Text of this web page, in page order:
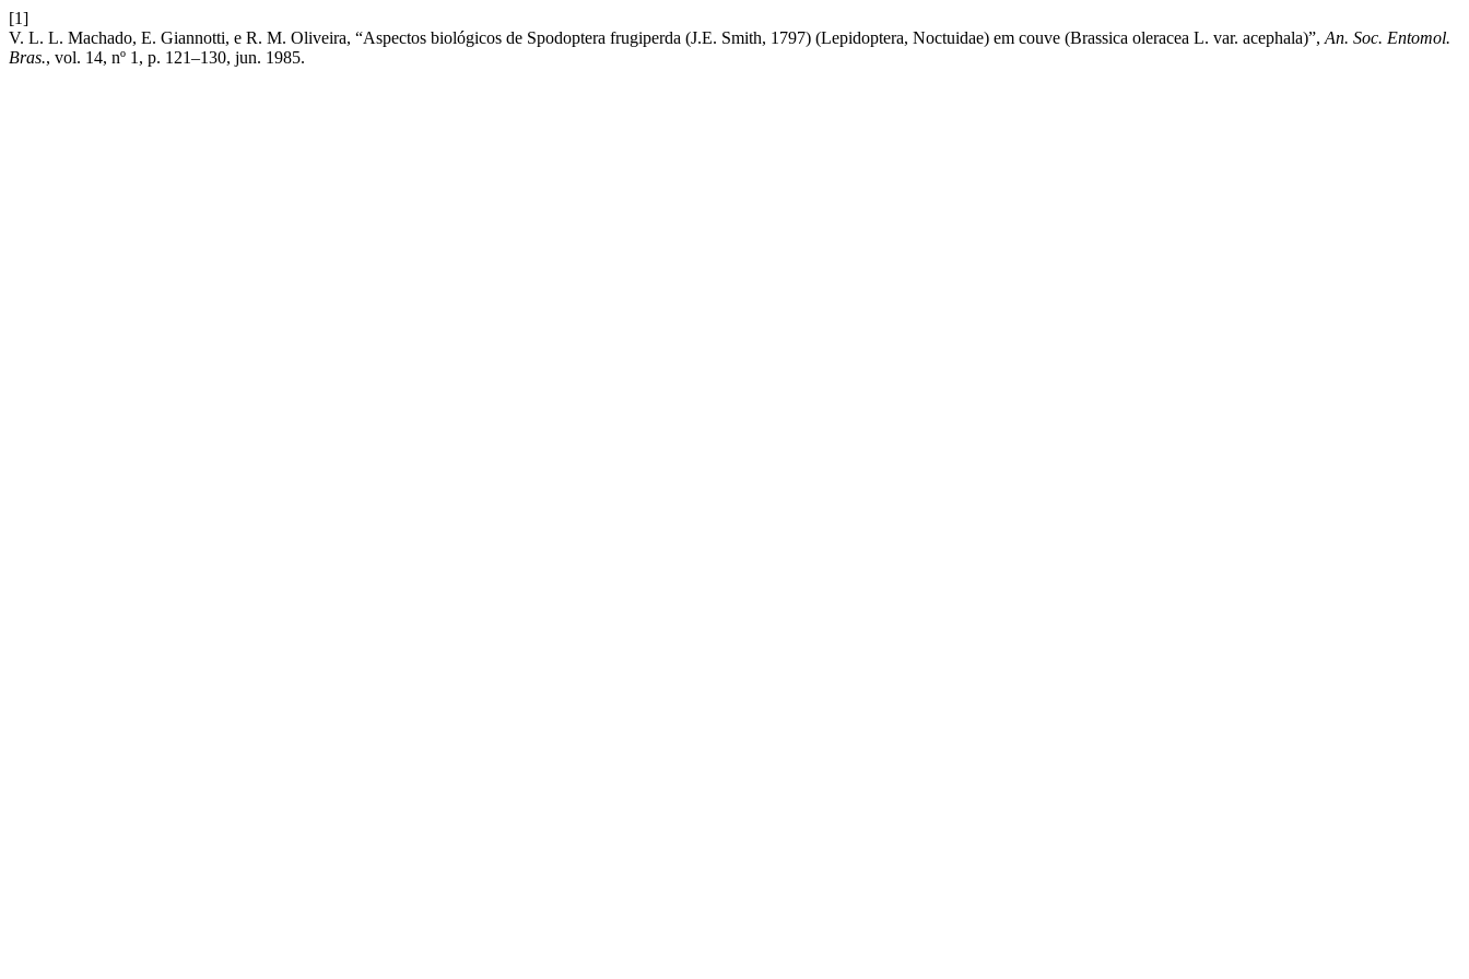
[1]
V. L. L. Machado, E. Giannotti, e R. M. Oliveira, “Aspectos biológicos de Spodoptera frugiperda (J.E. Smith, 1797) (Lepidoptera, Noctuidae) em couve (Brassica oleracea L. var. acephala)”, An. Soc. Entomol.
Bras., vol. 14, nº 1, p. 121–130, jun. 1985.